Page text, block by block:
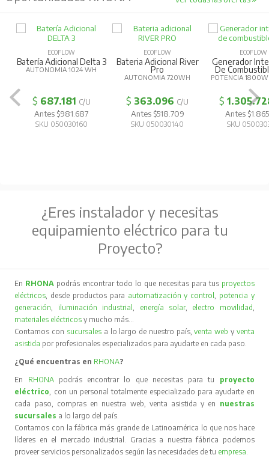
ECOFLOW
Batería Adicional Delta 3
AUTONOMIA 1024 WH
$ 687.181 C/U
Antes $981.687
SKU 050030160
ECOFLOW
Bateria Adicional River
Pro
AUTONOMIA 720WH
$ 363.096 C/U
Antes $518.709
SKU 050030140
ECOFLOW
Generador
De
POTENCIA
$
Antes
SKU
¿Eres instalador y necesitas
equipamiento eléctrico para tu
Proyecto?
En RHONA podrás encontrar todo lo que necesitas para tus proyectos
eléctricos, desde productos para automatización y control, potencia y
generación, iluminación industrial, energía solar, electro movilidad,
materiales eléctricos y mucho más…
Contamos con sucursales a lo largo de nuestro país,venta web y venta
asistida por profesionales especializados para ayudarte en cada paso.
¿Qué encuentras en RHONA?
En RHONA podrás encontrar lo que necesitas para tu proyecto
eléctrico, con un personal totalmente especializado para ayudarte en
cada paso, compras en nuestra web, venta asistida y en nuestras
sucursales a lo largo del país.
Contamos con la fábrica más grande de Latinoamérica lo que nos hace
líderes en el mercado industrial. Gracias a nuestra fábrica podemos
proveer servicios personalizados según las necesidades de tu empresa.